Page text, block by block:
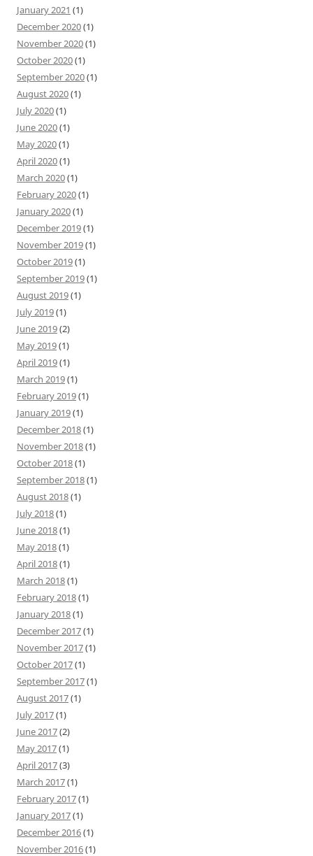
January 2021 (1)
December 2020(1)
November 2020(1)
October 2020(1)
September 2020(1)
August 2020(1)
July 2020(1)
June 2020(1)
May 2020(1)
April 2020(1)
March 2020(1)
February 2020(1)
January 2020(1)
December 2019(1)
November 2019(1)
October 2019(1)
September 2019(1)
August 2019(1)
July 2019(1)
June 2019(2)
May 2019(1)
April 2019(1)
March 2019(1)
February 2019(1)
January 2019(1)
December 2018(1)
November 2018(1)
October 2018(1)
September 2018(1)
August 2018(1)
July 2018(1)
June 2018(1)
May 2018(1)
April 2018(1)
March 2018(1)
February 2018(1)
January 2018(1)
December 2017(1)
November 2017(1)
October 2017(1)
September 2017(1)
August 2017(1)
July 2017(1)
June 2017(2)
May 2017(1)
April 2017(3)
March 2017(1)
February 2017(1)
January 2017(1)
December 2016(1)
November 2016(1)